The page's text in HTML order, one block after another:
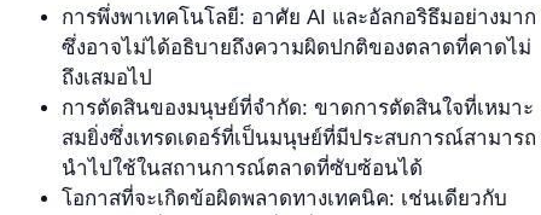
การพึ่งพาเทคโนโลยี: อาศัย AI และอัลกอริธึมอย่างมาก
ซึ่งอาจไม่ได้อธิบายถึงความผิดปกติของตลาดที่คาดไม่
ถึงเสมอไป
การตัดสินของมนุษย์ที่จำกัด: ขาดการตัดสินใจที่เหมาะ
สมยิ่งซึ่งเทรดเดอร์ที่เป็นมนุษย์ที่มีประสบการณ์สามารถ
นำไปใช้ในสถานการณ์ตลาดที่ซับซ้อนได้
โอกาสที่จะเกิดข้อผิดพลาดทางเทคนิค: เช่นเดียวกับ